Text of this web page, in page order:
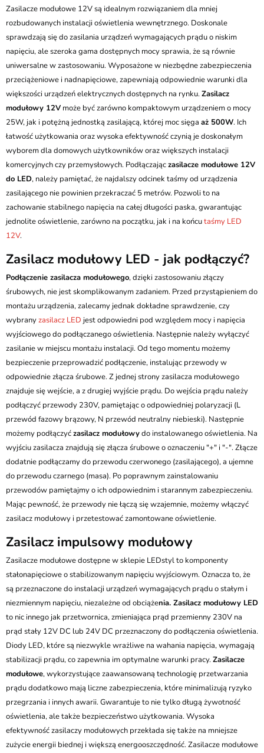
Zasilacze modułowe 12V są idealnym rozwiązaniem dla mniej
rozbudowanych instalacji oświetlenia wewnętrznego. Doskonale
sprawdzają się do zasilania urządzeń wymagających prądu o niskim
napięciu, ale szeroka gama dostępnych mocy sprawia, że są równie
uniwersalne w zastosowaniu. Wyposażone w niezbędne zabezpieczenia
przeciążeniowe i nadnapięciowe, zapewniają odpowiednie warunki dla
większości urządzeń elektrycznych dostępnych na rynku.Zasilacz
modułowy 12V może być zarówno kompaktowym urządzeniem o mocy
25W, jak i potężną jednostką zasilającą, której moc sięga aż 500W. Ich
łatwość użytkowania oraz wysoka efektywność czynią je doskonałym
wyborem dla domowych użytkowników oraz większych instalacji
komercyjnych czy przemysłowych. Podłączajączasilacze modułowe 12V
do LED, należy pamiętać, że najdalszy odcinek taśmy od urządzenia
zasilającego nie powinien przekraczać 5 metrów. Pozwoli to na
zachowanie stabilnego napięcia na całej długości paska, gwarantując
jednolite oświetlenie, zarówno na początku, jak i na końcutaśmy LED
12V.
Zasilacz modułowy LED - jak podłączyć?
Podłączenie zasilacza modułowego, dzięki zastosowaniu złączy
śrubowych, nie jest skomplikowanym zadaniem. Przed przystąpieniem do
montażu urządzenia, zalecamy jednak dokładne sprawdzenie, czy
wybranyzasilacz LED jest odpowiedni pod względem mocy i napięcia
wyjściowego do podłączanego oświetlenia. Następnie należy wyłączyć
zasilanie w miejscu montażu instalacji. Od tego momentu możemy
bezpieczenie przeprowadzić podłączenie, instalując przewody w
odpowiednie złącza śrubowe. Z jednej strony zasilacza modułowego
znajduje się wejście, a z drugiej wyjście prądu. Do wejścia prądu należy
podłączyć przewody 230V, pamiętając o odpowiedniej polaryzacji (L
przewód fazowy brązowy, N przewód neutralny niebieski). Następnie
możemy podłączyćzasilacz modułowydo instalowanego oświetlenia. Na
wyjściu zasilacza znajdują się złącza śrubowe o oznaczeniu "+" i "-". Złącze
dodatnie podłączamy do przewodu czerwonego (zasilającego), a ujemne
do przewodu czarnego (masa). Po poprawnym zainstalowaniu
przewodów pamiętajmy o ich odpowiednim i starannym zabezpieczeniu.
Mając pewność, że przewody nie łączą się wzajemnie, możemy włączyć
zasilacz modułowy i przetestować zamontowane oświetlenie.
Zasilacz impulsowy modułowy
Zasilacze modułowe dostępne w sklepie LEDstyl to komponenty
stałonapięciowe o stabilizowanym napięciu wyjściowym. Oznacza to, że
są przeznaczone do instalacji urządzeń wymagających prądu o stałym i
niezmiennym napięciu, niezależne od obciążenia. Zasilacz modułowy LED
to nic innego jak przetwornica, zmieniająca prąd przemienny 230V na
prąd stały 12V DC lub 24V DC przeznaczony do podłączenia oświetlenia.
Diody LED, które są niezwykle wrażliwe na wahania napięcia, wymagają
stabilizacji prądu, co zapewnia im optymalne warunki pracy.Zasilacze
modułowe, wykorzystujące zaawansowaną technologię przetwarzania
prądu dodatkowo mają liczne zabezpieczenia, które minimalizują ryzyko
przegrzania i innych awarii. Gwarantuje to nie tylko długą żywotność
oświetlenia, ale także bezpieczeństwo użytkowania. Wysoka
efektywność zasilaczy modułowych przekłada się także na mniejsze
zużycie energii biednej i większą energooszczędność. Zasilacze modułowe